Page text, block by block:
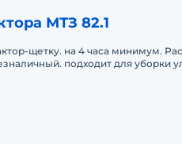
МТЗ 82.1
щетку. на 4 часа минимум.
подходит для уборки